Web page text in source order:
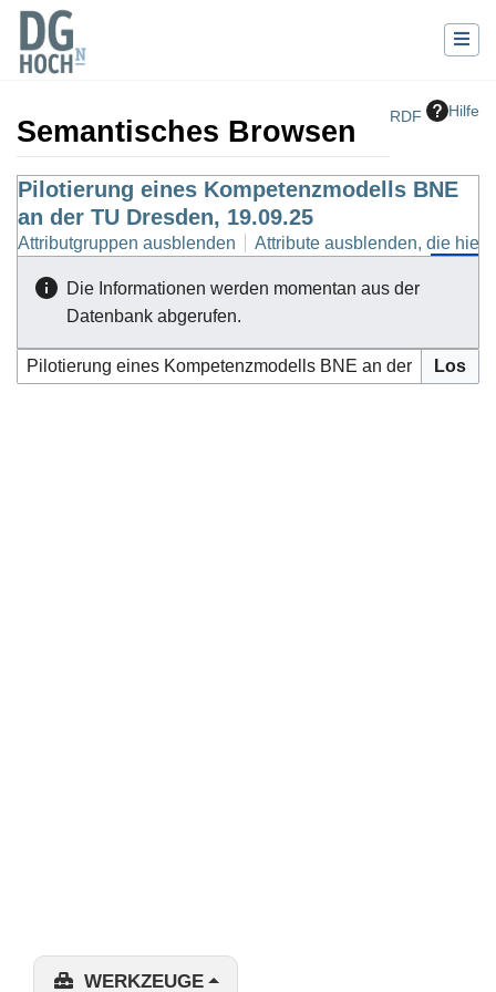
RDF Hilfe
Semantisches Browsen
Wechseln zu:Navigation,Suche
Pilotierung eines Kompetenzmodells BNE
an der TU Dresden, 19.09.25
Attributgruppen ausblenden Attribute ausblenden, die
Die Informationen werden momentan aus der
Datenbank abgerufen.
WERKZEUGE